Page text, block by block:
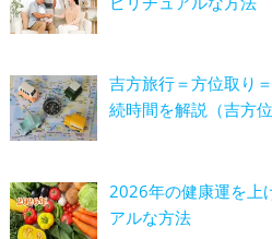
吉方旅行＝方位取り
続時間を解説（吉方位
2026年の健康運を上
アルな方法